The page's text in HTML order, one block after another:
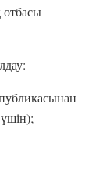
отбасы